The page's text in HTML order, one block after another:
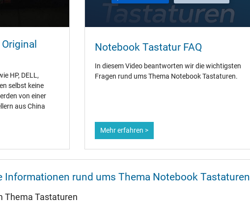
HP, DELL,
selbst keine
von einer
aus China
Notebook Tastatur FAQ
In diesem Video beantworten wir die wichtigsten
Fragen rund ums Thema Notebook Tastaturen.
Mehr erfahren >
Informationen rund ums Thema Notebook Tastaturen
Thema Tastaturen